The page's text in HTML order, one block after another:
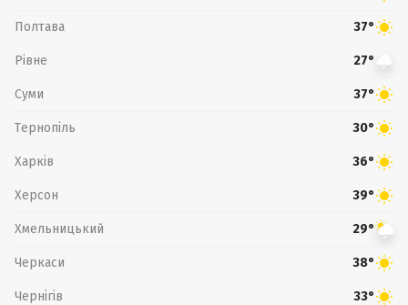
Полтава 37°
Рівне 27°
Суми 37°
Тернопіль 30°
Харків 36°
Херсон 39°
Хмельницький 29°
Черкаси 38°
Чернігів 33°